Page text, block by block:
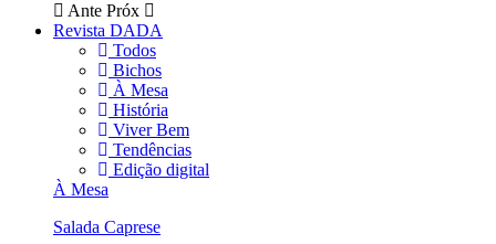
Ante Próx
Revista DADA
Todos
Bichos
À Mesa
História
Viver Bem
Tendências
Edição digital
À Mesa
Salada Caprese